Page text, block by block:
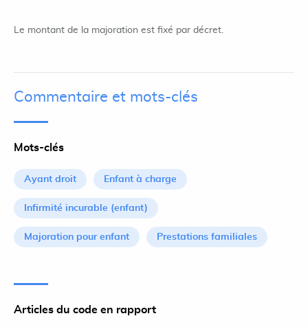
Le montant de la majoration est fixé par décret.
Commentaire et mots-clés
Mots-clés
Ayant droit Enfant à charge
Infirmité incurable (enfant)
Majoration pour enfant Prestations familiales
Articles du code en rapport